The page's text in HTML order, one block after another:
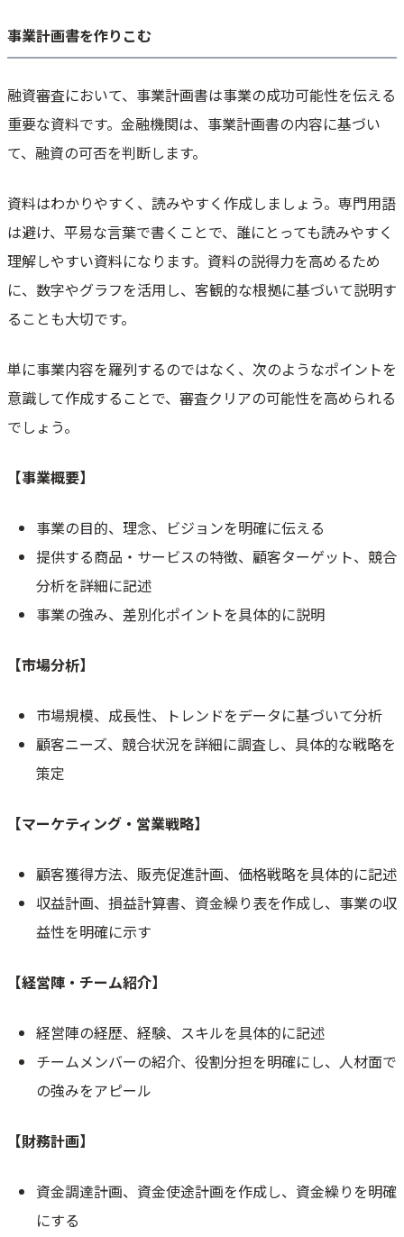
事業計画書を作りこむ
融資審査において、事業計画書は事業の成功可能性を伝える
重要な資料です。金融機関は、事業計画書の内容に基づい
て、融資の可否を判断します。
資料はわかりやすく、読みやすく作成しましょう。専門用語
は避け、平易な言葉で書くことで、誰にとっても読みやすく
理解しやすい資料になります。資料の説得力を高めるため
に、数字やグラフを活用し、客観的な根拠に基づいて説明す
ることも大切です。
単に事業内容を羅列するのではなく、次のようなポイントを
意識して作成することで、審査クリアの可能性を高められる
でしょう。
【事業概要】
事業の目的、理念、ビジョンを明確に伝える
提供する商品・サービスの特徴、顧客ターゲット、競合
分析を詳細に記述
事業の強み、差別化ポイントを具体的に説明
【市場分析】
市場規模、成長性、トレンドをデータに基づいて分析
顧客ニーズ、競合状況を詳細に調査し、具体的な戦略を
策定
【マーケティング・営業戦略】
顧客獲得方法、販売促進計画、価格戦略を具体的に記述
収益計画、損益計算書、資金繰り表を作成し、事業の収
益性を明確に示す
【経営陣・チーム紹介】
経営陣の経歴、経験、スキルを具体的に記述
チームメンバーの紹介、役割分担を明確にし、人材面で
の強みをアピール
【財務計画】
資金調達計画、資金使途計画を作成し、資金繰りを明確
にする